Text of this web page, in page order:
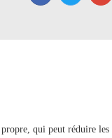
qui peut réduire